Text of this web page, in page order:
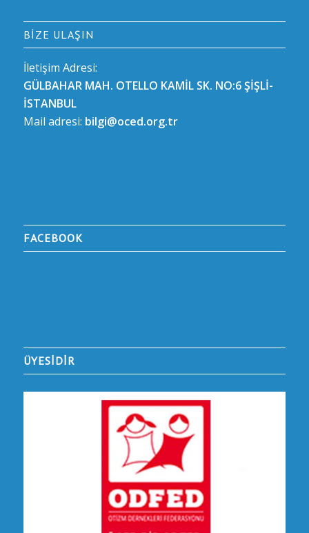
BIZE ULAŞIN
İletişim Adresi:
GÜLBAHAR MAH. OTELLO KAMİL SK. NO:6 ŞİŞLİ-
İSTANBUL
Mail adresi: bilgi@oced.org.tr
FACEBOOK
ÜYESİDİR